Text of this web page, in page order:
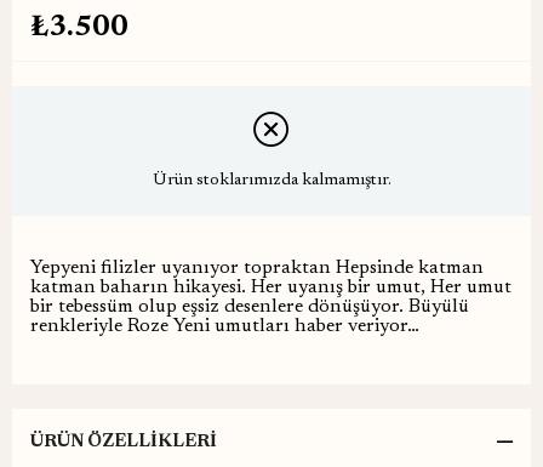
₺3.500
Ürün stoklarımızda kalmamıştır.
Yepyeni filizler uyanıyor topraktan Hepsinde katman
katman baharın hikayesi. Her uyanış bir umut, Her umut
bir tebessüm olup eşsiz desenlere dönüşüyor. Büyülü
renkleriyle Roze Yeni umutları haber veriyor…
ÜRÜN ÖZELLIKLERI